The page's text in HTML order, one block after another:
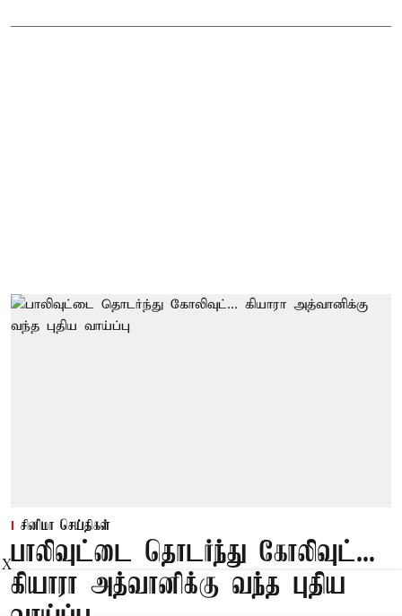
சினிமா செய்திகள்
பாலிவுட்டை தொடர்ந்து கோலிவுட்...
கியாரா அத்வானிக்கு வந்த புதிய
X